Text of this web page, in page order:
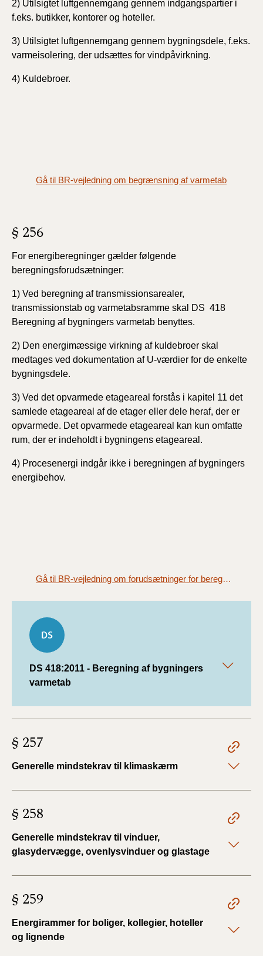
2) Utilsigtet luftgennemgang gennem indgangspartier i
f.eks. butikker, kontorer og hoteller.
3) Utilsigtet luftgennemgang gennem bygningsdele, f.eks.
varmeisolering, der udsættes for vindpåvirkning.
4) Kuldebroer.
Gå til BR-vejledning om begrænsning af varmetab
§ 256
For energiberegninger gælder følgende
beregningsforudsætninger:
1) Ved beregning af transmissionsarealer,
transmissionstab og varmetabsramme skal
DS 418
Beregning af bygningers varmetab benyttes.
2) Den energimæssige virkning af kuldebroer skal
medtages ved dokumentation af U-værdier for de enkelte
bygningsdele.
3) Ved det opvarmede etageareal forstås i kapitel 11 det
samlede etageareal af de etager eller dele heraf, der er
opvarmede. Det opvarmede etageareal kan kun omfatte
rum, der er indeholdt i bygningens etageareal.
4) Procesenergi indgår ikke i beregningen af bygningers
energibehov.
Gå til BR-vejledning om forudsætninger for beregning af bygningers varmetab
DS 418:2011 - Beregning af bygningers
varmetab
§ 257
Generelle mindstekrav til klimaskærm
§ 258
Generelle mindstekrav til vinduer,
glasydervægge, ovenlysvinduer og glastage
§ 259
Energirammer for boliger, kollegier, hoteller
og lignende